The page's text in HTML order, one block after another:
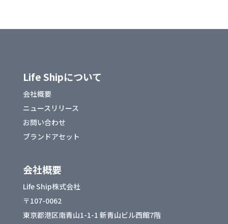
Life Shipについて
会社概要
ニュースリリース
お問い合わせ
ブランドアセット
会社概要
Life Ship株式会社
〒107-0062
東京都港区南青山1-1-1 新青山ビル西館7階